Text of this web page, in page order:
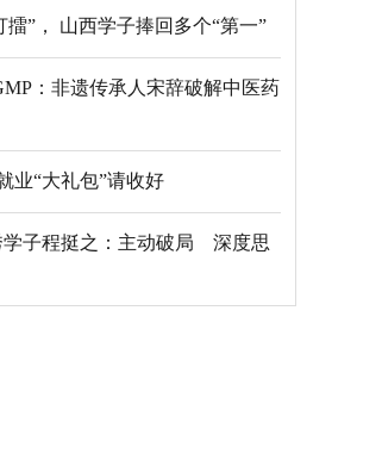
擂”， 山西学子捧回多个“第一”
：非遗传承人宋辞破解中医药
发愁 这份就业“大礼包”请收好
学子程挺之：主动破局 深度思